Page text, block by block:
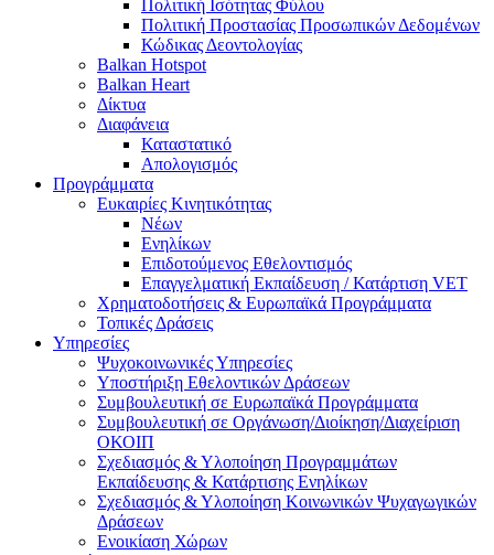
Πολιτική Ισότητας Φύλου
Πολιτική Προστασίας Προσωπικών Δεδομένων
Κώδικας Δεοντολογίας
Balkan Hotspot
Balkan Heart
Δίκτυα
Διαφάνεια
Καταστατικό
Απολογισμός
Προγράμματα
Ευκαιρίες Κινητικότητας
Νέων
Ενηλίκων
Επιδοτούμενος Εθελοντισμός
Επαγγελματική Εκπαίδευση / Κατάρτιση VET
Χρηματοδοτήσεις & Ευρωπαϊκά Προγράμματα
Τοπικές Δράσεις
Υπηρεσίες
Ψυχοκοινωνικές Υπηρεσίες
Υποστήριξη Εθελοντικών Δράσεων
Συμβουλευτική σε Ευρωπαϊκά Προγράμματα
Συμβουλευτική σε Οργάνωση/Διοίκηση/Διαχείριση
ΟΚΟΙΠ
Σχεδιασμός & Υλοποίηση Προγραμμάτων
Εκπαίδευσης & Κατάρτισης Ενηλίκων
Σχεδιασμός & Υλοποίηση Κοινωνικών Ψυχαγωγικών
Δράσεων
Ενοικίαση Χώρων